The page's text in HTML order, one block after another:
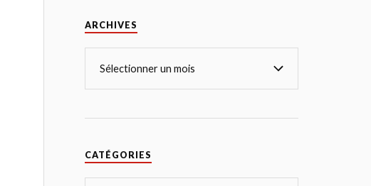
ARCHIVES
CATÉGORIES